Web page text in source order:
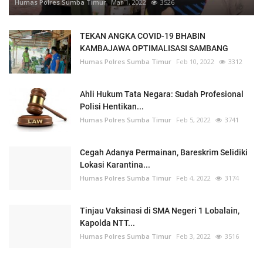
Humas Polres Sumba Timur Mar 1, 2022 3526
TEKAN ANGKA COVID-19 BHABIN
KAMBAJAWA OPTIMALISASI SAMBANG
Humas Polres Sumba Timur Feb 10, 2022 3312
Ahli Hukum Tata Negara: Sudah Profesional
Polisi Hentikan...
Humas Polres Sumba Timur Feb 5, 2022 3741
Cegah Adanya Permainan, Bareskrim Selidiki
Lokasi Karantina...
Humas Polres Sumba Timur Feb 4, 2022 3174
Tinjau Vaksinasi di SMA Negeri 1 Lobalain,
Kapolda NTT...
Humas Polres Sumba Timur Feb 3, 2022 3516